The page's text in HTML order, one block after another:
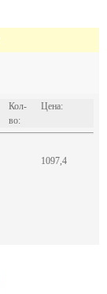
Кол-
во:
Цена:
1097,4